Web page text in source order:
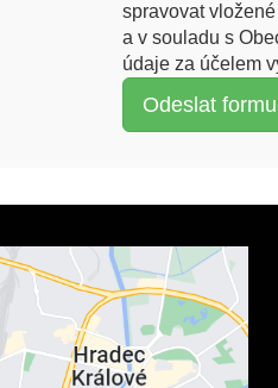
spravovat
a v souladu s
údaje za účelem